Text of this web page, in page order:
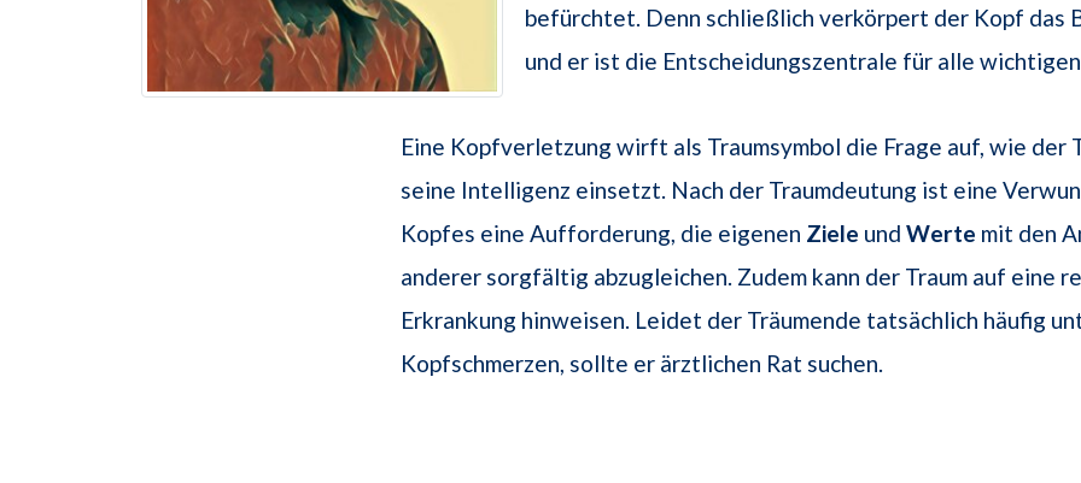
befürchtet. Denn schließlich verkörpert der Kopf das
und er ist die Entscheidungszentrale für alle
Eine Kopfverletzung wirft als Traumsymbol die Frage auf, wie der
seine Intelligenz einsetzt. Nach der Traumdeutung ist eine
Kopfes eine Aufforderung, die eigenen Ziele und Werte mit den
anderer sorgfältig abzugleichen. Zudem kann der Traum auf eine
Erkrankung hinweisen. Leidet der Träumende tatsächlich häufig
Kopfschmerzen, sollte er ärztlichen Rat suchen.